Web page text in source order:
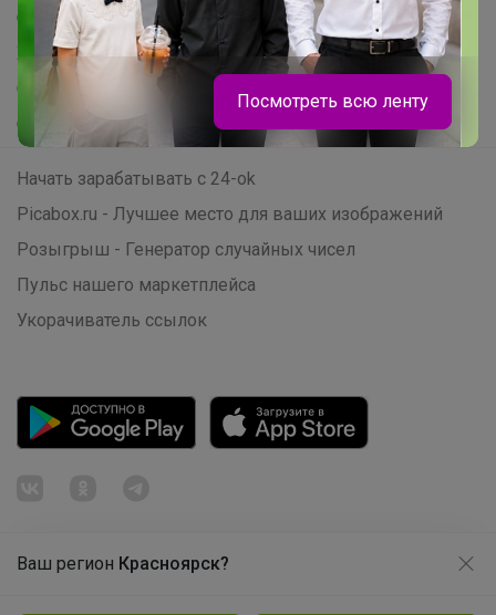
Ваш регион Красноярск?
Самое выгодное
Хиты продаж
Самое желанное
Самое быстрое
Начать зарабатывать с 24-ok
Picabox.ru - Лучшее место для ваших изображений
Розыгрыш - Генератор случайных чисел
Пульс нашего маркетплейса
Укорачиватель ссылок
СЛАДКАЯ
Рюкзаки Котофей уже в наличии! Самое
приятное — прийти и выбрать тот
Посмотреть всю ленту
Продолжая использовать этот сайт и нажимая кнопку